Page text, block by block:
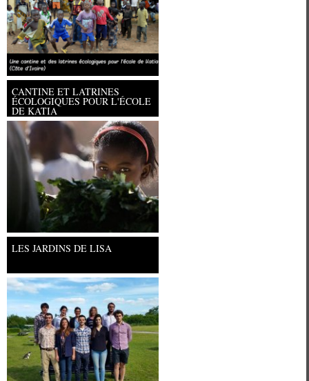
CANTINE ET LATRINES
ÉCOLOGIQUES POUR L'ÉCOLE
DE KATIA
Université Paris Ouest Nanterre la
LES JARDINS DE LISA